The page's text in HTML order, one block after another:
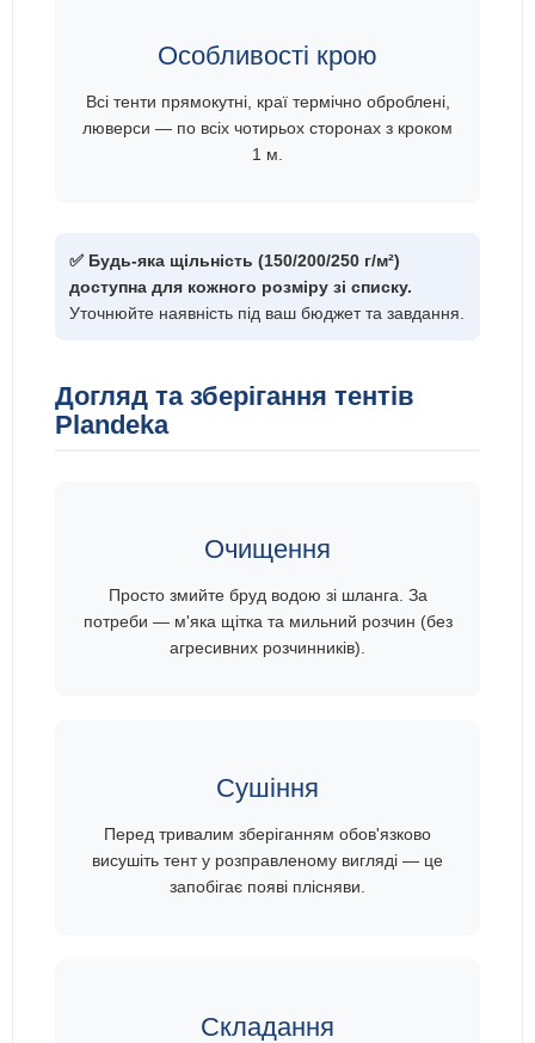
Особливості крою
Всі тенти прямокутні, краї термічно оброблені,
люверси — по всіх чотирьох сторонах з кроком
1 м.
✅ Будь-яка щільність (150/200/250 г/м²)
доступна для кожного розміру зі списку.
Уточнюйте наявність під ваш бюджет та завдання.
Догляд та зберігання тентів
Plandeka
Очищення
Просто змийте бруд водою зі шланга. За
потреби — м'яка щітка та мильний розчин (без
агресивних розчинників).
Сушіння
Перед тривалим зберіганням обов'язково
висушіть тент у розправленому вигляді — це
запобігає появі плісняви.
Складання